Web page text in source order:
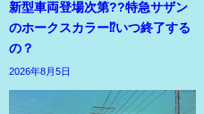
新型車両登場次第??特急サザン
のホークスカラー⁉いつ終了する
の？
2026年8月5日